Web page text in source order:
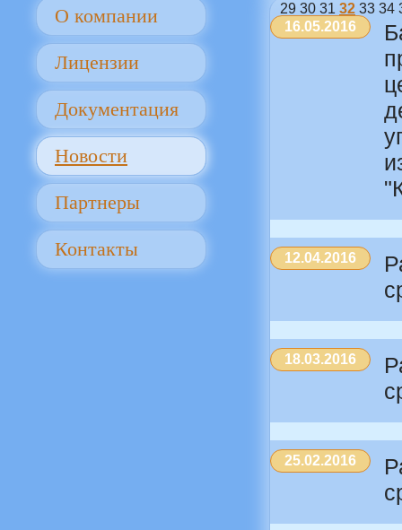
О компании
Лицензии
Документация
Новости
Партнеры
Контакты
16.05.2016
12.04.2016
18.03.2016
25.02.2016
29 30 31 32 33 34